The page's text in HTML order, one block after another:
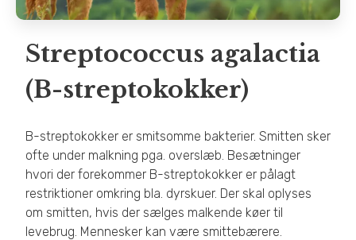
Streptococcus agalactia
(B-streptokokker)
B-streptokokker er smitsomme bakterier. Smitten sker
ofte under malkning pga. overslæb. Besætninger
hvori der forekommer B-streptokokker er pålagt
restriktioner omkring bla. dyrskuer. Der skal oplyses
om smitten, hvis der sælges malkende køer til
levebrug. Mennesker kan være smittebærere.